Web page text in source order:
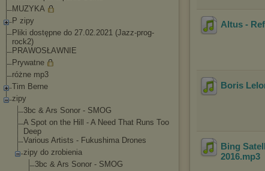
MUZYKA
P zipy
Pliki dostępne do 27.02.2021 (Jazz-prog-
rock2)
PRAWOSŁAWNIE
Prywatne
różne mp3
Tim Berne
zipy
3bc & Ars Sonor - SMOG
A Spot on the Hill - A Need That Runs Too
Deep
Various Artists - Fukushima Drones
zipy do zrobienia
3bc & Ars Sonor - SMOG
Altus -
Boris
Bing
2016.mp3